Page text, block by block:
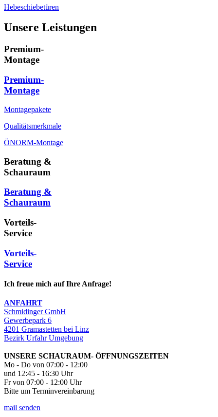
Hebeschiebetüren
Unsere Leistungen
Premium-
Montage
Premium-
Montage
Montagepakete
Qualitätsmerkmale
ÖNORM-Montage
Beratung &
Schauraum
Beratung &
Schauraum
Vorteils-
Service
Vorteils-
Service
Ich freue mich auf Ihre Anfrage!
ANFAHRT
Schmidinger GmbH
Gewerbepark 6
4201 Gramastetten bei Linz
Bezirk Urfahr Umgebung
UNSERE SCHAURAUM- ÖFFNUNGSZEITEN
Mo - Do von 07:00 - 12:00
und 12:45 - 16:30 Uhr
Fr von 07:00 - 12:00 Uhr
Bitte um Terminvereinbarung
mail senden